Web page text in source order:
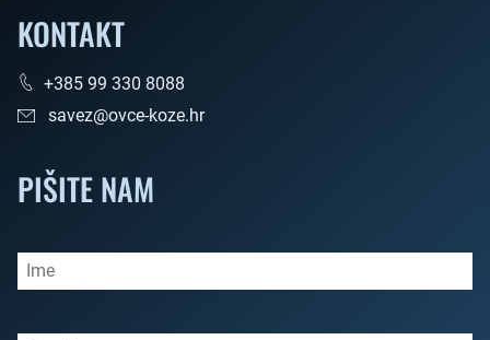
KONTAKT
+385 99 330 8088
savez@ovce-koze.hr
PIŠITE NAM